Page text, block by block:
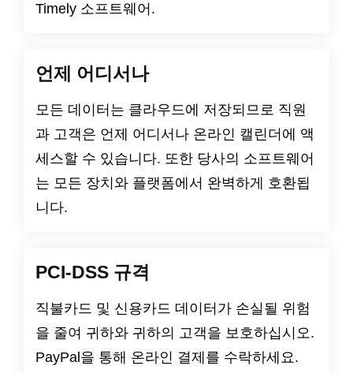
Timely 소프트웨어.
언제 어디서나
모든 데이터는 클라우드에 저장되므로 직원
과 고객은 언제 어디서나 온라인 캘린더에 액
세스할 수 있습니다. 또한 당사의 소프트웨어
는 모든 장치와 플랫폼에서 완벽하게 호환됩
니다.
PCI-DSS 규격
직불카드 및 신용카드 데이터가 손실될 위험
을 줄여 귀하와 귀하의 고객을 보호하십시오.
PayPal을 통해 온라인 결제를 수락하세요.